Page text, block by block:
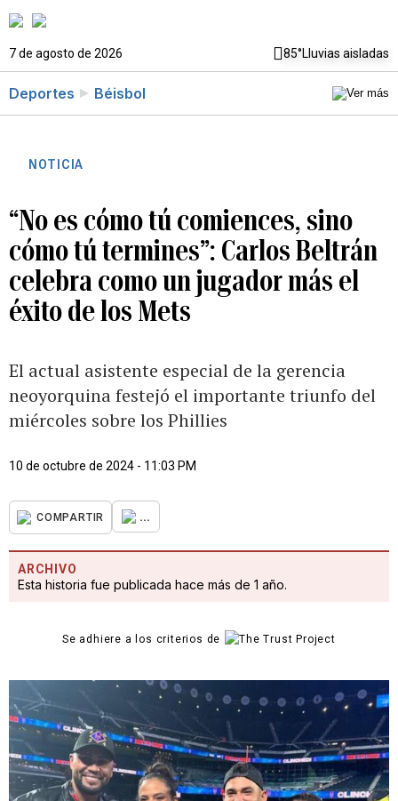
7 de agosto de 2026 85°Lluvias aisladas
Deportes Béisbol
NOTICIA
“No es cómo tú comiences, sino
cómo tú termines”: Carlos Beltrán
celebra como un jugador más el
éxito de los Mets
El actual asistente especial de la gerencia
neoyorquina festejó el importante triunfo del
miércoles sobre los Phillies
10 de octubre de 2024 - 11:03 PM
COMPARTIR ...
ARCHIVO
Esta historia fue publicada hace más de 1 año.
Se adhiere a los criterios de